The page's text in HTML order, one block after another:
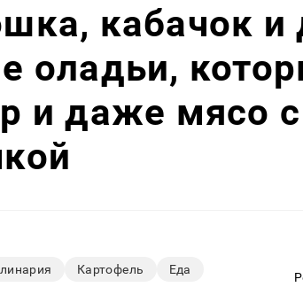
кабачок и
оладьи,
и даже мясо
Картофель Еда